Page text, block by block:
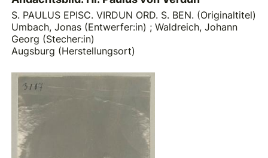
S. PAULUS EPISC. VIRDUN ORD. S. BEN. (Originaltitel)
Umbach, Jonas (Entwerfer:in) ;Waldreich, Johann
Georg (Stecher:in)
Augsburg (Herstellungsort)